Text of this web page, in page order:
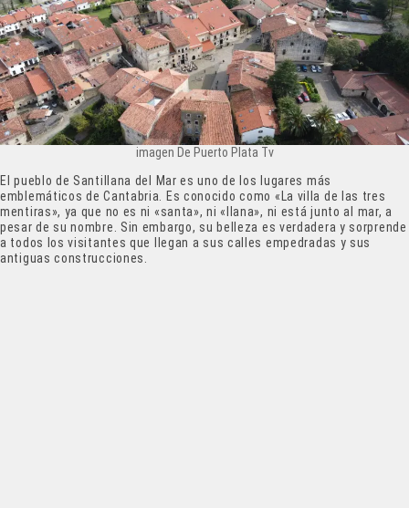
imagen De Puerto Plata Tv
El pueblo de Santillana del Mar es uno de los lugares más
emblemáticos de Cantabria. Es conocido como «La villa de las tres
mentiras», ya que no es ni «santa», ni «llana», ni está junto al mar, a
pesar de su nombre. Sin embargo, su belleza es verdadera y sorprende
a todos los visitantes que llegan a sus calles empedradas y sus
antiguas construcciones.